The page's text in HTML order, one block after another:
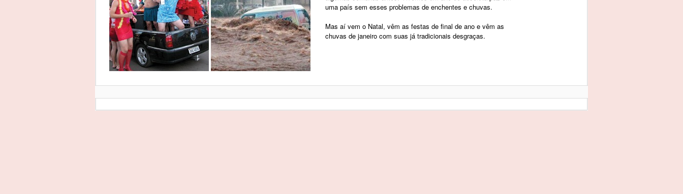
uma país sem esses problemas de enchentes e chuvas.
Mas aí vem o Natal, vêm as festas de final de ano e vêm as
chuvas de janeiro com suas já tradicionais desgraças.